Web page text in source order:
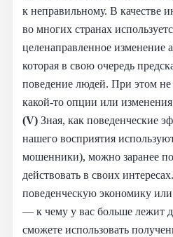
к неправильному. В качестве
во многих странах
целенаправленное изменение
которая в свою очередь
поведение людей. При этом не
какой-то опции или
(V) Зная, как поведенческие
нашего восприятия
мошенники), можно заранее
действовать в своих
поведенческую экономику
— к чему у вас больше лежит
сможете использовать